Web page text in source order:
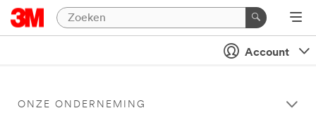
Account
ONZE ONDERNEMING